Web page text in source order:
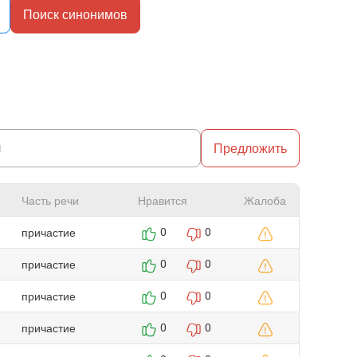
Поиск синонимов
Предложить
Часть речи Нравится
Жалоба
причастие
0 0
причастие 0 0
причастие 0 0
причастие 0 0